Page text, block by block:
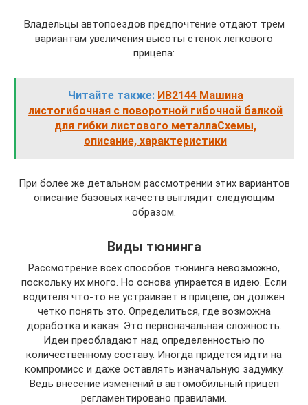
Владельцы автопоездов предпочтение отдают трем
вариантам увеличения высоты стенок легкового
прицепа:
Читайте также: ИВ2144 Машина
листогибочная с поворотной гибочной балкой
для гибки листового металлаСхемы,
описание, характеристики
При более же детальном рассмотрении этих вариантов
описание базовых качеств выглядит следующим
образом.
Виды тюнинга
Рассмотрение всех способов тюнинга невозможно,
поскольку их много. Но основа упирается в идею. Если
водителя что-то не устраивает в прицепе, он должен
четко понять это. Определиться, где возможна
доработка и какая. Это первоначальная сложность.
Идеи преобладают над определенностью по
количественному составу. Иногда придется идти на
компромисс и даже оставлять изначальную задумку.
Ведь внесение изменений в автомобильный прицеп
регламентировано правилами.